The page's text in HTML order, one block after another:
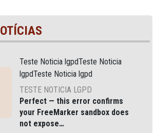
Teste Noticia lgpdTeste Noticia
lgpdTeste Noticia lgpd
TESTE NOTICIA LGPD
Perfect — this error confirms
your FreeMarker sandbox does
not expose